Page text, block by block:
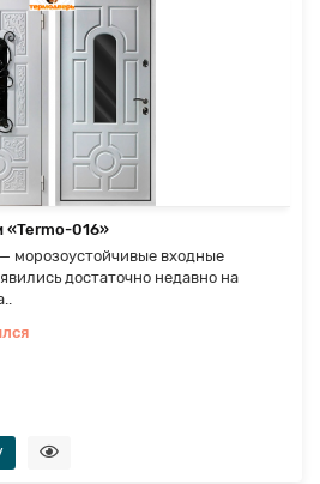
«Termo-016»
морозоустойчивые входные
достаточно недавно на